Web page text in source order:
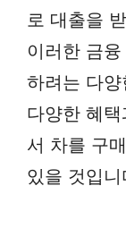
로 대출을
이러한 금
하려는 다양
다양한 혜
서 차를 구
있을 것입니